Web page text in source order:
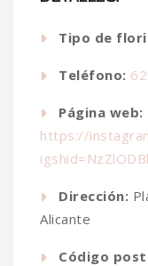
Tipo de
Teléfono:
Página web:
https://
Dirección:
Alicante
Código